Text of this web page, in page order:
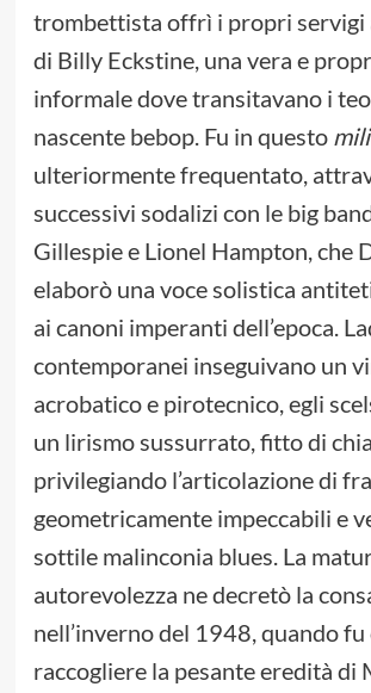
trombettista offrì i propri servigi
di Billy Eckstine, una vera e
informale dove transitavano i
nascente bebop. Fu in questo
ulteriormente frequentato,
successivi sodalizi con le big
Gillespie e Lionel Hampton, che
elaborò una voce solistica
ai canoni imperanti dell’epoca.
contemporanei inseguivano un
acrobatico e pirotecnico, egli
un lirismo sussurrato, fitto di
privilegiando l’articolazione di
geometricamente impeccabili e
sottile malinconia blues. La
autorevolezza ne decretò la
nell’inverno del 1948, quando fu
raccogliere la pesante eredità di